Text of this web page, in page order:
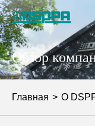
Обзор
Главная О